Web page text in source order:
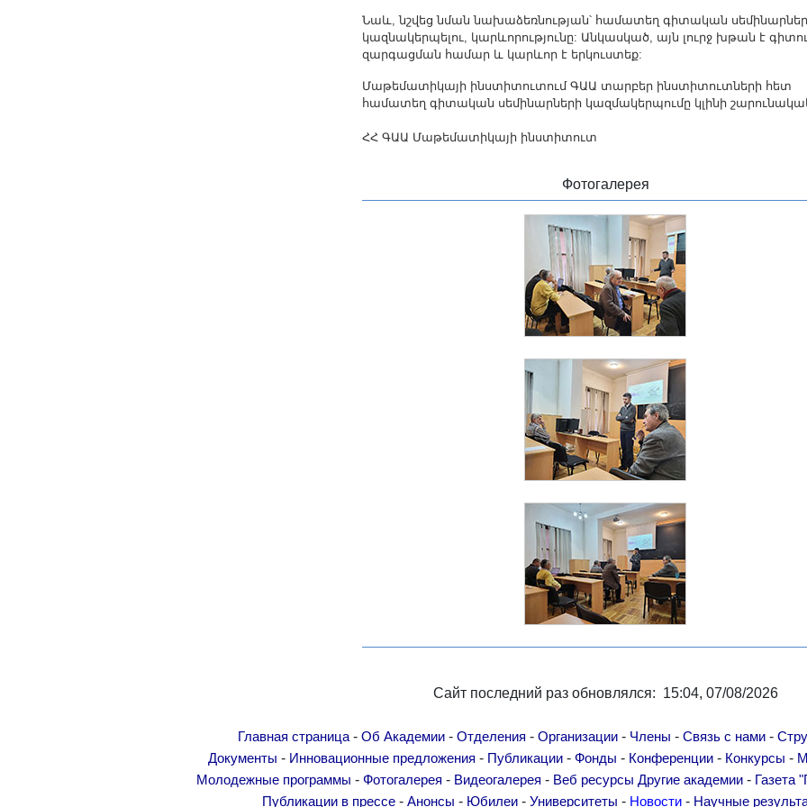
Նաև, նշվեց նման նախաձեռնության՝ համատեղ գիտական սեմինարներ
կազնակերպելու, կարևորությունը: Անկասկած, այն լուրջ խթան է
զարգացման համար և կարևոր է երկուստեք:
Մաթեմատիկայի ինստիտուտում ԳԱԱ տարբեր ինստիտուտների հետ
համատեղ գիտական սեմինարների կազմակերպումը կլինի
ՀՀ ԳԱԱ Մաթեմատիկայի ինստիտուտ
Фотогалерея
Сайт последний раз обновлялся: 15:04, 07/08/2026
Главная страница - Об Академии - Отделения - Организации - Члены - Связь с нами -
Документы - Инновационные предложения - Публикации - Фонды - Конференции - Конкурсы -
Молодежные программы - Фотогалерея - Видеогалерея - Веб ресурсы Другие академии - Газета
Публикации в прессе- Анонсы - Юбилеи- Университеты - Новости- Научные